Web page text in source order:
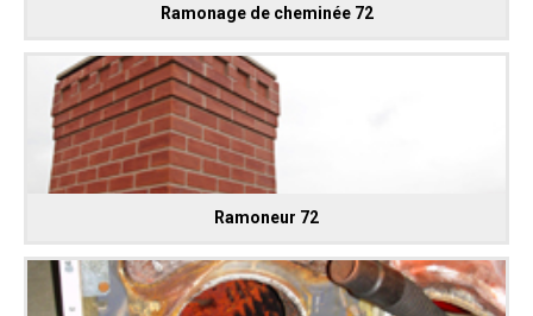
Ramonage de cheminée 72
Ramoneur 72